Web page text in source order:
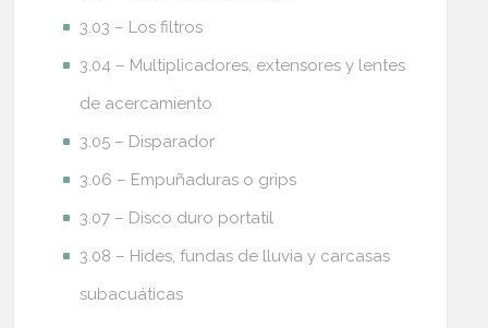
3.03 – Los filtros
3.04 – Multiplicadores, extensores y lentes
de acercamiento
3.05 – Disparador
3.06 – Empuñaduras o grips
3.07 – Disco duro portatil
3.08 – Hides, fundas de lluvia y carcasas
subacuáticas